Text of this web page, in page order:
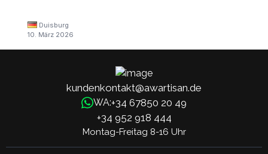
Duisburg
10. März 2026
kundenkontakt@awartisan.de
WA:+34 67850 20 49
+34 952 918 444
Montag-Freitag 8-16 Uhr